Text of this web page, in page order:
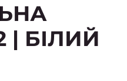
| БІЛИЙ